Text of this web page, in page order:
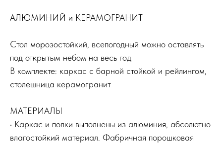
АЛЮМИНИЙ и КЕРАМОГРАНИТ
Стол морозостойкий, всепогодный можно оставлять
под открытым небом на весь год
В комплекте: каркас с барной стойкой и рейлингом,
столешница керамогранит
МАТЕРИАЛЫ
• Каркас и полки выполнены из алюминия, абсолютно
влагостойкий материал. Фабричная порошковая